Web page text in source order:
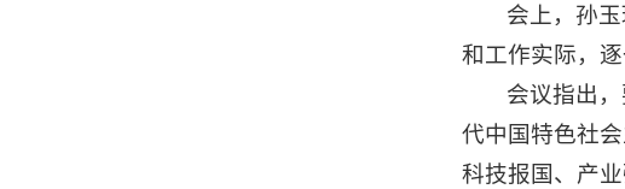
会上，孙
和工作实际，
会议指出
代中国特色社
科技报国、产